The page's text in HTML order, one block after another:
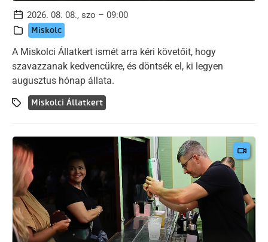
2026. 08. 08., szo – 09:00
Miskolc
A Miskolci Állatkert ismét arra kéri követőit, hogy
szavazzanak kedvencükre, és döntsék el, ki legyen
augusztus hónap állata.
Miskolci Állatkert